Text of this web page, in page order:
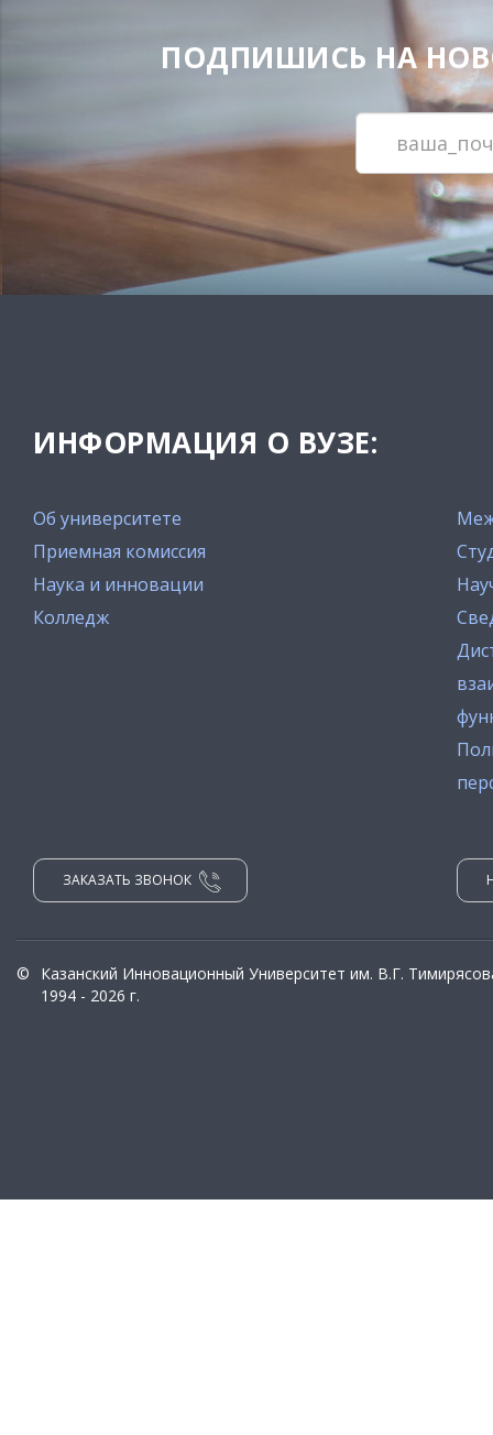
ПОДПИШИСЬ НА
ИНФОРМАЦИЯ О ВУЗЕ:
Об университете
Приемная комиссия
Наука и инновации
Колледж
ЗАКАЗАТЬ ЗВОНОК
©
Казанский Инновационный Университет им. В.Г.
1994 - 2026 г.